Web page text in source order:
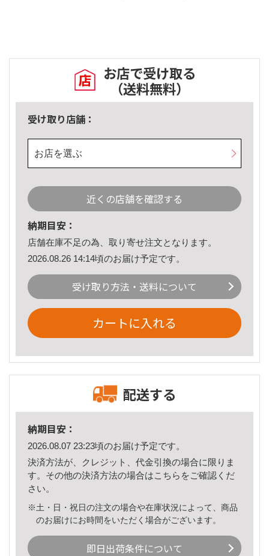
お店で受け取る
（送料無料）
受け取り店舗：
お店を選ぶ
近くの店舗を確認する
納期目安：
店舗在庫不足の為、取り寄せ注文となります。
2026.08.26 14:14頃のお届け予定です。
受け取り方法・送料について
カートに入れる
配送する
納期目安：
2026.08.07 23:23頃のお届け予定です。
決済方法が、クレジット、代金引換の場合に限りま
す。その他の決済方法の場合はこちら をご確認くだ
さい。
※土・日・祝日の注文の場合や在庫状況によって、商品
のお届けにお時間をいただく場合がございます。
即日出荷条件について